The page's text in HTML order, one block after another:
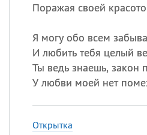
Поражая своей
Я могу обо всем
И любить тебя целый
Ты ведь знаешь, закон
У любви моей нет
Открытка